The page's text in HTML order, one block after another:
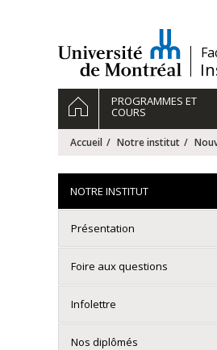
/
Navigation
principale
ACCUEILPROGRAMMES ET
COURS
Accueil Notre institut
NOTRE INSTITUT
Présentation
Foire aux questions
Infolettre
Nos diplômés